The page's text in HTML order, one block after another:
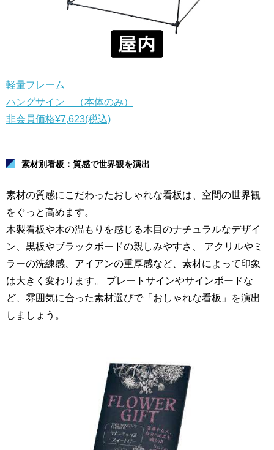
軽量フレーム
ハングサイン （本体のみ）
非会員価格¥7,623(税込)
素材別看板：質感で世界観を演出
素材の質感にこだわったおしゃれな看板は、空間の世界観
をぐっと高めます。
木製看板や木の温もりを感じる木目のナチュラルなデザイ
ン、黒板やブラックボードの親しみやすさ、
アクリルやミ
ラーの洗練感、アイアンの重厚感など、素材によって印象
は大きく変わります。
プレートサインやサインボードな
ど、雰囲気に合った素材選びで「おしゃれな看板」を演出
しましょう。